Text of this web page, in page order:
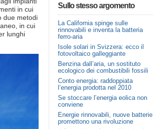
Sullo stesso argomento
La California spinge sulle
rinnovabili e inventa la batteria
ferro-aria
Isole solari in Svizzera: ecco il
fotovoltaico galleggiante
Benzina dall’aria, un sostituto
ecologico dei combustibili fossili
Conto energia: raddoppiata
l’energia prodotta nel 2010
Se stoccare l’energia eolica non
conviene
Energie rinnovabili, nuove batterie
promettono una rivoluzione
in cui
due metodi
in cui
lunghi